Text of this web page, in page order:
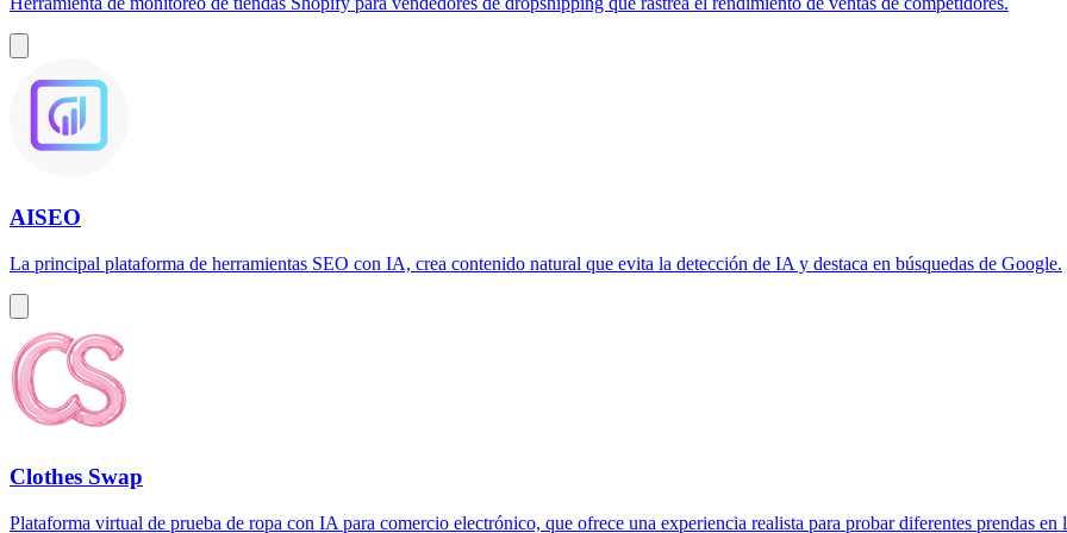
AISEO
La principal plataforma de herramientas SEO con IA, crea contenido natural que evita la detección de IA y destaca en búsquedas de Google.
Clothes Swap
Plataforma virtual de prueba de ropa con IA para comercio electrónico, que ofrece una experiencia realista para probar diferentes prendas en